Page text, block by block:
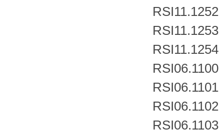
RSI11.1252
RSI11.1253
RSI11.1254
RSI06.1100
RSI06.1101
RSI06.1102
RSI06.1103